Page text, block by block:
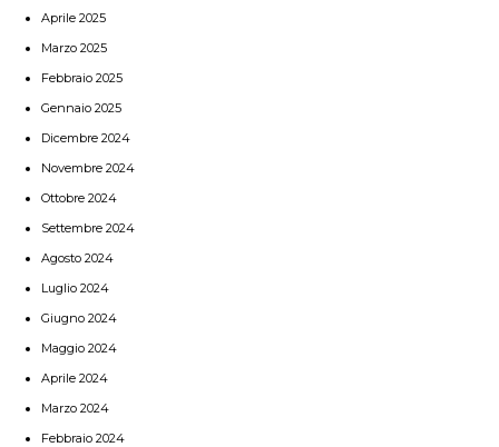
Aprile 2025
Marzo 2025
Febbraio 2025
Gennaio 2025
Dicembre 2024
Novembre 2024
Ottobre 2024
Settembre 2024
Agosto 2024
Luglio 2024
Giugno 2024
Maggio 2024
Aprile 2024
Marzo 2024
Febbraio 2024